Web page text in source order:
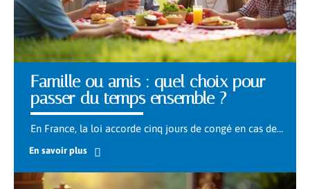
Famille ou amis : quel choix pour
passer du temps ensemble ?
En France, la loi accorde cinq jours de congé en cas de…
En savoir plus